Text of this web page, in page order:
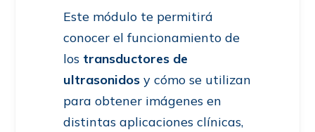
Este módulo te permitirá
conocer el funcionamiento de
los transductores de
ultrasonidos y cómo se utilizan
para obtener imágenes en
distintas aplicaciones clínicas,